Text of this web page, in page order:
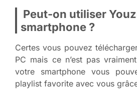
Peut-on utiliser
smartphone ?
Certes vous pouvez
PC mais ce n’est pas
votre smartphone vous
playlist favorite avec vous